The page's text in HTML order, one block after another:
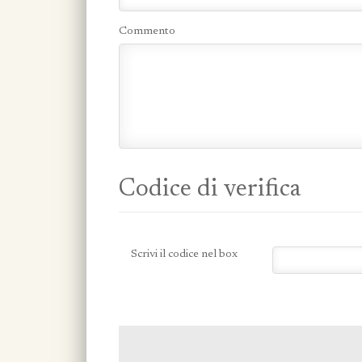
Commento
Codice di verifica
Scrivi il codice nel box